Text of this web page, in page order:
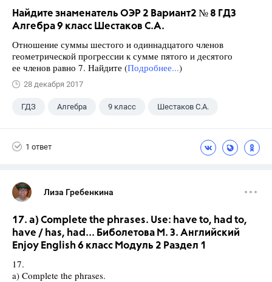
Найдите знаменатель ОЭР 2 Вариант2 № 8 ГДЗ
Алгебра 9 класс Шестаков С.А.
Отношение суммы шестого и одиннадцатого членов
геометрической прогрессии к сумме пятого и десятого
ее членов равно 7. Найдите (Подробнее...)
28 декабря 2017
ГДЗ Алгебра 9 класс Шестаков С.А.
1 ответ
Лиза Гребенкина
17. a) Complete the phrases. Use: have to, had to,
have / has, had... Биболетова М. З. Английский
Enjoy English 6 класс Модуль 2 Раздел 1
17.
a) Complete the phrases.